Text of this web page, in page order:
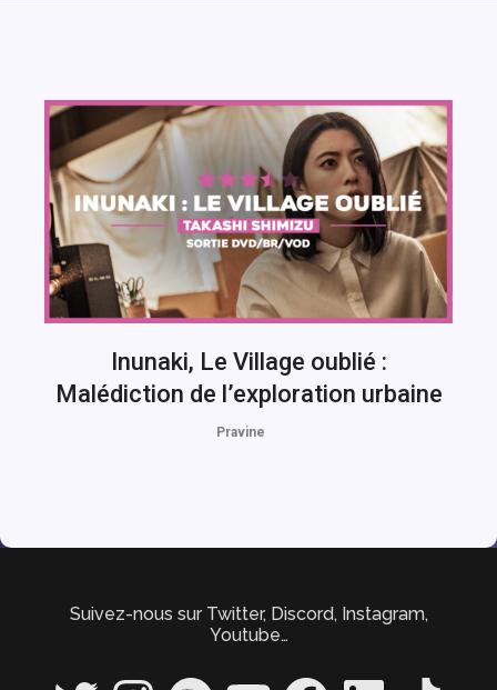
Inunaki, Le Village oublié :
Malédiction de l’exploration urbaine
Pravine
Suivez-nous sur Twitter, Discord, Instagram,
Youtube…
Twitter InstagramSpotify YouTube FacebookLinkedIn TikTok